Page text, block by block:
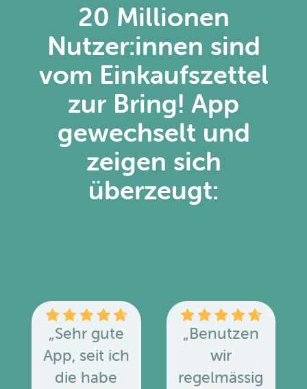
20 Millionen
Nutzer:innen sind
vom Einkaufszettel
zur Bring! App
gewechselt und
zeigen sich
überzeugt:
„Sehr gute
App, seit ich
die habe
„Benutzen
wir
regelmässig